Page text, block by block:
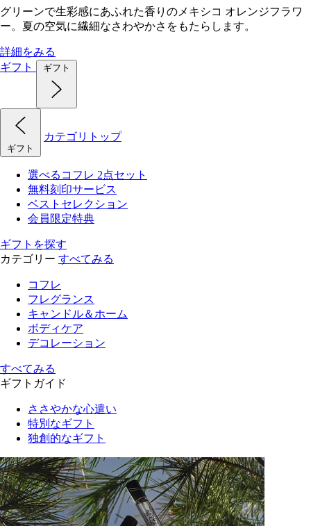
グリーンで生彩感にあふれた香りのメキシコ オレンジフラワ
ー。夏の空気に繊細なさわやかさをもたらします。
詳細をみる
ギフト
ギフト
ギフト
カテゴリトップ
選べるコフレ 2点セット
無料刻印サービス
ベストセレクション
会員限定特典
ギフトを探す
カテゴリー すべてみる
コフレ
フレグランス
キャンドル＆ホーム
ボディケア
デコレーション
すべてみる
ギフトガイド
ささやかな心遣い
特別なギフト
独創的なギフト